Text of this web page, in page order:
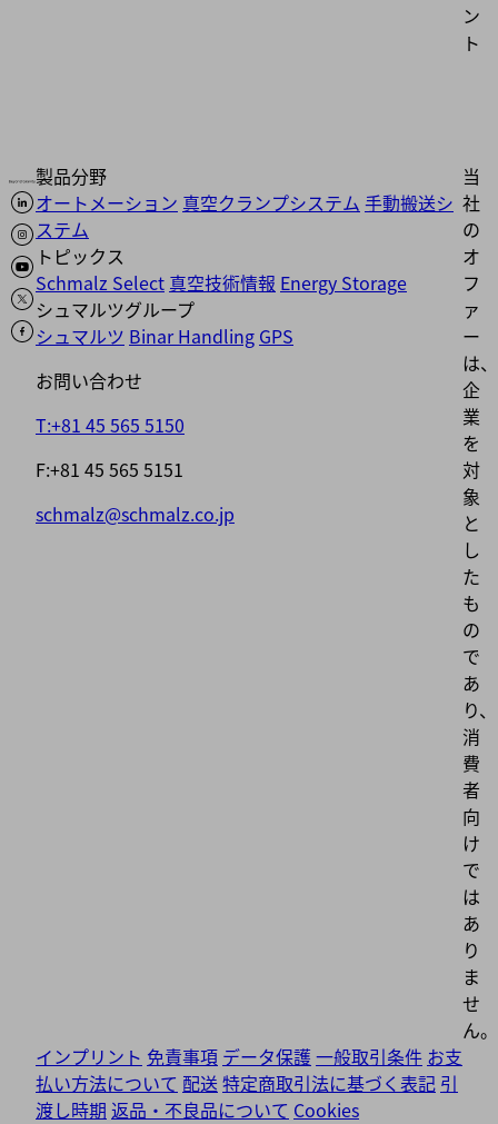
ン
ト
製品分野
オートメーション 真空クランプシステム 手動搬送シ
ステム
トピックス
Schmalz Select 真空技術情報 Energy Storage
シュマルツグループ
シュマルツ Binar Handling GPS
お問い合わせ
T:+81 45 565 5150
F:+81 45 565 5151
schmalz@schmalz.co.jp
当
社
の
オ
フ
ァ
ー
は、
企
業
を
対
象
と
し
た
も
の
で
あ
り、
消
費
者
向
け
で
は
あ
り
ま
せ
ん。
インプリント 免責事項 データ保護 一般取引条件 お支
払い方法について 配送特定商取引法に基づく表記 引
渡し時期 返品・不良品について Cookies